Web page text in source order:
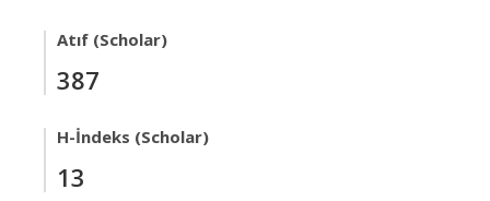
Atıf (Scholar)
387
H-İndeks (Scholar)
13